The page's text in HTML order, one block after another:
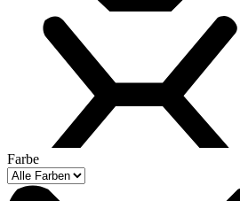
Farbe